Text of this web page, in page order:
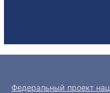
Федеральный проект